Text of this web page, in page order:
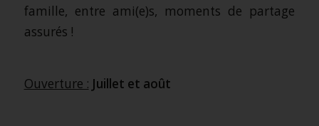
famille, entre ami(e)s, moments de partage
assurés !
Ouverture : Juillet et août